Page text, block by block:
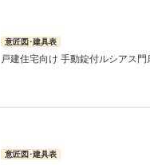
意匠図･建具表
戸建住宅向け 手動錠付ルシアス
意匠図･建具表